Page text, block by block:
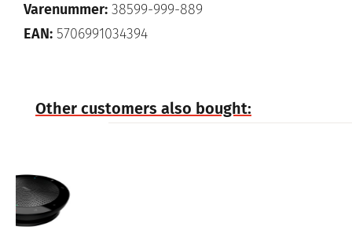
Varenummer: 38599-999-889
EAN: 5706991034394
Other customers also bought: